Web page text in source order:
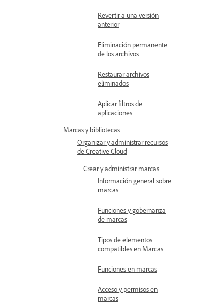
Revertir a una versión
anterior
Eliminación permanente
de los archivos
Restaurar archivos
eliminados
Aplicar filtros de
aplicaciones
Marcas y bibliotecas
Organizar y administrar recursos
de Creative Cloud
Crear y administrar marcas
Información general sobre
marcas
Funciones y gobernanza
de marcas
Tipos de elementos
compatibles en Marcas
Funciones en marcas
Acceso y permisos en
marcas